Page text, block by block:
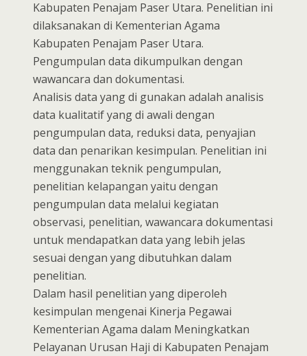
Kabupaten Penajam Paser Utara. Penelitian ini
dilaksanakan di Kementerian Agama
Kabupaten Penajam Paser Utara.
Pengumpulan data dikumpulkan dengan
wawancara dan dokumentasi.
Analisis data yang di gunakan adalah analisis
data kualitatif yang di awali dengan
pengumpulan data, reduksi data, penyajian
data dan penarikan kesimpulan. Penelitian ini
menggunakan teknik pengumpulan,
penelitian kelapangan yaitu dengan
pengumpulan data melalui kegiatan
observasi, penelitian, wawancara dokumentasi
untuk mendapatkan data yang lebih jelas
sesuai dengan yang dibutuhkan dalam
penelitian.
Dalam hasil penelitian yang diperoleh
kesimpulan mengenai Kinerja Pegawai
Kementerian Agama dalam Meningkatkan
Pelayanan Urusan Haji di Kabupaten Penajam